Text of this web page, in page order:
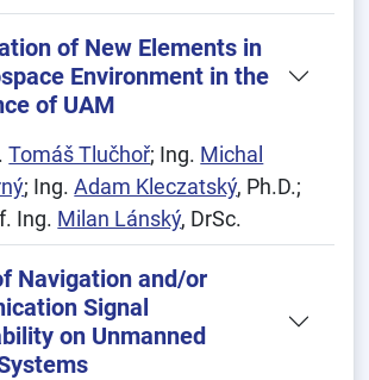
of New Elements in
Environment in the
of UAM
Tomáš Tlučhoř; Ing. Michal
; Ing.Adam Kleczatský, Ph.D.;
Ing. Milan Lánský, DrSc.
Navigation and/or
Signal
on Unmanned